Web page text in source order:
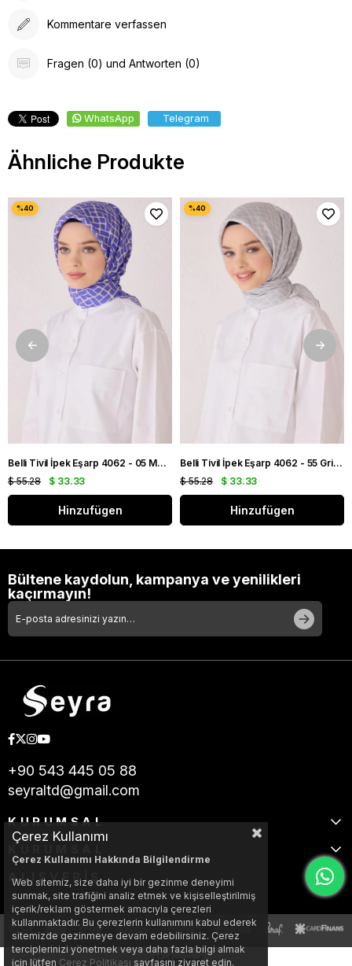
Kommentare verfassen
Fragen (0) und Antworten (0)
WhatsApp Telegram
Ähnliche Produkte
Belli Tivil İpek Eşarp 4062 - 05 Mor Karışık Desen
$ 33.33
$ 55.28
Hinzufügen
Belli Tivil İpek Eşarp 4062 - 55 Gri Karışık Desen
$ 33.33
$ 55.28
Hinzufügen
Bültene kaydolun, kampanya ve yenilikleri
kaçırmayın!
+90 543 445 05 88
seyraltd@gmail.com
KURUMSAL
ALIŞVERİŞ
Çerez Kullanımı
Çerez Kullanımı Hakkında Bilgilendirme
Web sitemiz, size daha iyi bir gezinme deneyimi
sunmak, site trafiğini analiz etmek ve kişiselleştirilmiş
içerik/reklam göstermek amacıyla çerezleri
kullanmaktadır. Bu çerezlerin kullanımını kabul ederek
sitemizde gezinmeye devam edebilirsiniz. Çerez
terciplerinizi yönetmek veya daha fazla bilgi almak
için lütfen Çerez Politikası sayfasını ziyaret edin.